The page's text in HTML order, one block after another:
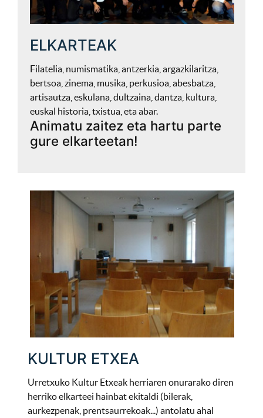
ELKARTEAK
Filatelia, numismatika, antzerkia, argazkilaritza,
bertsoa, zinema, musika, perkusioa, abesbatza,
artisautza, eskulana, dultzaina, dantza, kultura,
euskal historia, txistua, eta abar.
Animatu zaitez eta hartu parte
gure elkarteetan!
KULTUR ETXEA
Urretxuko Kultur Etxeak herriaren onurarako diren
herriko elkarteei hainbat ekitaldi (bilerak,
aurkezpenak, prentsaurrekoak...) antolatu ahal